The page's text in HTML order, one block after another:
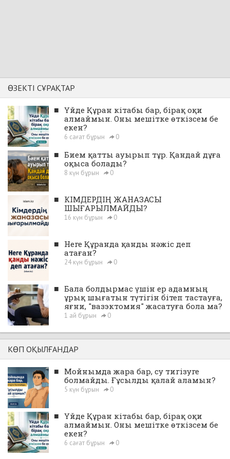
ӨЗЕКТІ СҰРАҚТАР
■ Үйде Құран кітабы бар, бірақ оқи
алмаймын. Оны мешітке өткізсем бе
екен?
6 сағат бұрын 0
■ Бием қатты ауырып тұр. Қандай дұға
оқыса болады?
8 күн бұрын 0
■ КІМДЕРДІҢ ЖАНАЗАСЫ
ШЫҒАРЫЛМАЙДЫ?
16 күн бұрын 0
■ Неге Құранда қанды нәжіс деп
атаған?
24 күн бұрын 0
■ Бала болдырмас үшін ер адамның
ұрық шығатын түтігін бітеп тастауға,
яғни, "вазэктомия" жасатуға бола ма?
1 ай бұрын 0
КӨП ОҚЫЛҒАНДАР
■ Мойнымда жара бар, су тигізуге
болмайды. Ғұсылды қалай аламын?
5 күн бұрын 0
■ Үйде Құран кітабы бар, бірақ оқи
алмаймын. Оны мешітке өткізсем бе
екен?
6 сағат бұрын 0